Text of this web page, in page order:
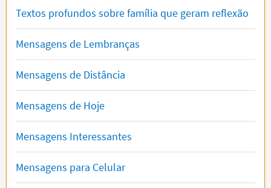
Textos profundos sobre família que geram reflexão
Mensagens de Lembranças
Mensagens de Distância
Mensagens de Hoje
Mensagens Interessantes
Mensagens para Celular